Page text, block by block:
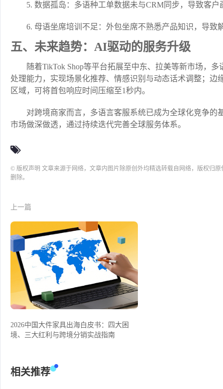
5. 数据孤岛：多语种工单数据未与CRM同步，导致客户
6. 母语坐席培训不足：外包坐席不熟悉产品知识，导致
五、未来趋势：AI驱动的服务升级
随着TikTok Shop等平台拓展至中东、拉美等新市场，
处理能力，实现场景化推荐、情感识别与动态话术调整；
区域，可将首包响应时间压缩至1秒内。
对跨境商家而言，多语言客服系统已成为全球化竞争的
市场做深做透，通过持续迭代完善全球服务体系。
© 版权声明 文章来源于网络，文章内图片除原创外均精选转载自网络，版权归
删除。
上一篇
2026中国大件家具出海白皮书：四大困
境、三大红利与跨境分销实战指南
相关推荐